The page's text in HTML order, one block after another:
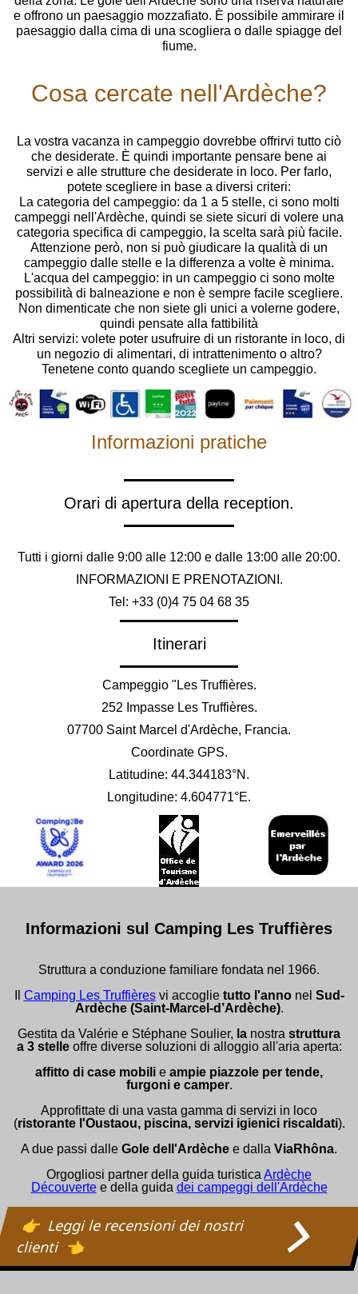
e offrono un paesaggio mozzafiato. È possibile ammirare il
paesaggio dalla cima di una scogliera o dalle spiagge del
fiume.
Cosa cercate nell'Ardèche?
La vostra vacanza in campeggio dovrebbe offrirvi tutto ciò
che desiderate. È quindi importante pensare bene ai
servizi e alle strutture che desiderate in loco. Per farlo,
potete scegliere in base a diversi criteri:
La categoria del campeggio: da 1 a 5 stelle, ci sono molti
campeggi nell'Ardèche, quindi se siete sicuri di volere una
categoria specifica di campeggio, la scelta sarà più facile.
Attenzione però, non si può giudicare la qualità di un
campeggio dalle stelle e la differenza a volte è minima.
L'acqua del campeggio: in un campeggio ci sono molte
possibilità di balneazione e non è sempre facile scegliere.
Non dimenticate che non siete gli unici a volerne godere,
quindi pensate alla fattibilità
Altri servizi: volete poter usufruire di un ristorante in loco, di
un negozio di alimentari, di intrattenimento o altro?
Tenetene conto quando scegliete un campeggio.
Informazioni pratiche
Orari di apertura della reception.
Tutti i giorni dalle 9:00 alle 12:00 e dalle 13:00 alle 20:00.
INFORMAZIONI E PRENOTAZIONI.
Tel: +33 (0)4 75 04 68 35
Itinerari
Campeggio "Les Truffières.
252 Impasse Les Truffières.
07700 Saint Marcel d'Ardèche, Francia.
Coordinate GPS.
Latitudine: 44.344183°N.
Longitudine: 4.604771°E.
Informazioni sul Camping Les Truffières
Struttura a conduzione familiare fondata nel 1966.
Camping Les Truffièresvi accoglietutto l'annonel Sud-
Ardèche (Saint-Marcel-d’Ardèche).
Gestita da Valérie e Stéphane Soulier, la nostra struttura
a 3 stelleoffre diverse soluzioni di alloggio all'aria aperta:
affitto di case mobili e ampie piazzole per tende,
furgoni e camper.
Approfittate di una vasta gamma di servizi in loco
(ristorante l'Oustaou, piscina, servizi igienici riscaldati).
A due passi dalle Gole dell'Ardèche e dalla ViaRhôna.
Orgogliosi partner della guida turistica Ardèche
Découvertee della guida dei campeggi dell'Ardèche
Leggi le recensioni dei nostri
clienti